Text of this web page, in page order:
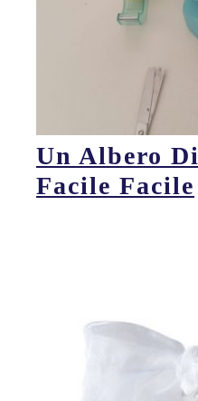
Un Albero
Facile Facile